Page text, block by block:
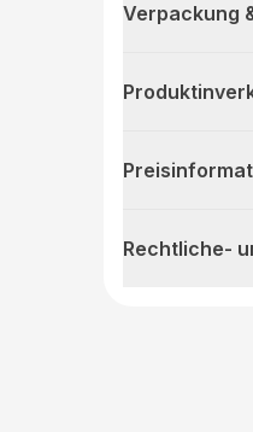
Verpackung
Rechtliche-